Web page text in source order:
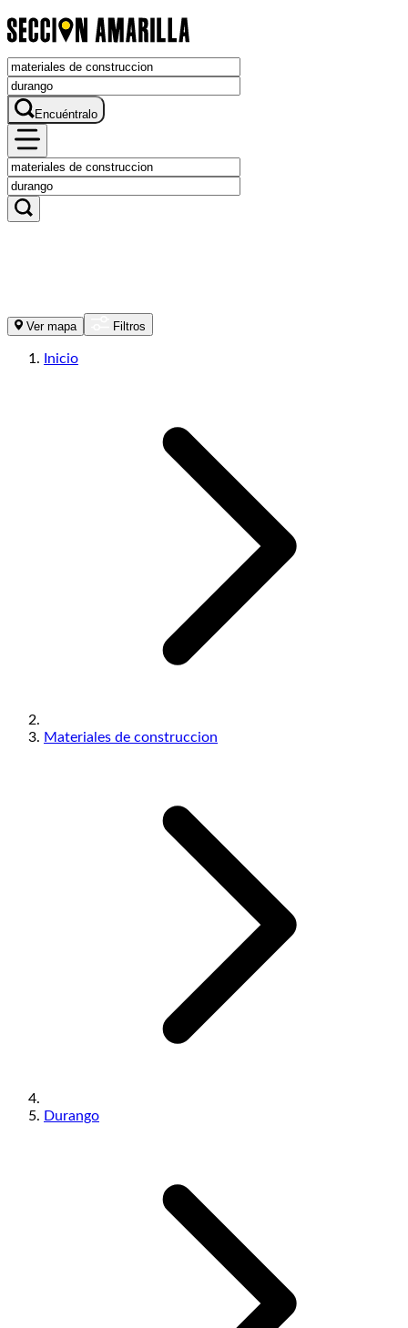
Encuéntralo
Ver mapa Filtros
Inicio
Materiales de construccion
Durango